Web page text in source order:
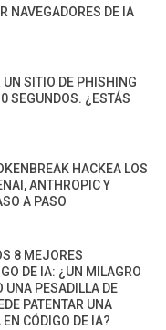
NAVEGADORES DE IA
SITIO DE PHISHING
SEGUNDOS. ¿ESTÁS
HACKEA LOS
ANTHROPIC Y
A PASO
8 MEJORES
DE IA: ¿UN MILAGRO
UNA PESADILLA DE
PATENTAR UNA
CÓDIGO DE IA?